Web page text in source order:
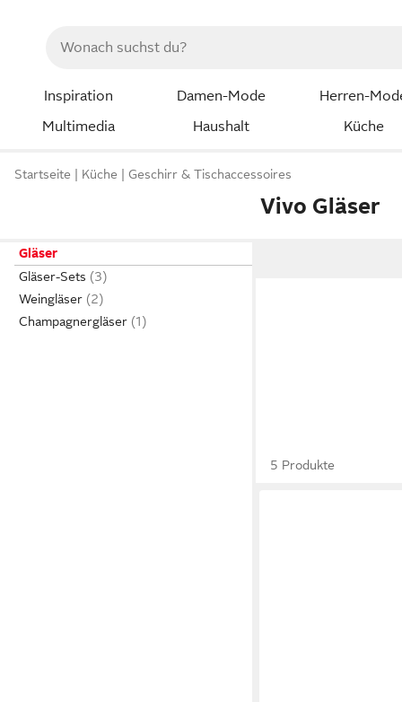
Inspiration Damen-Mode Herren-
Multimedia
Haushalt Küche
Startseite Küche Geschirr & Tischaccessoires
Vivo Gläser
Gläser
Gläser-Sets
Weingläser
Champagnergläser
5 Produkte